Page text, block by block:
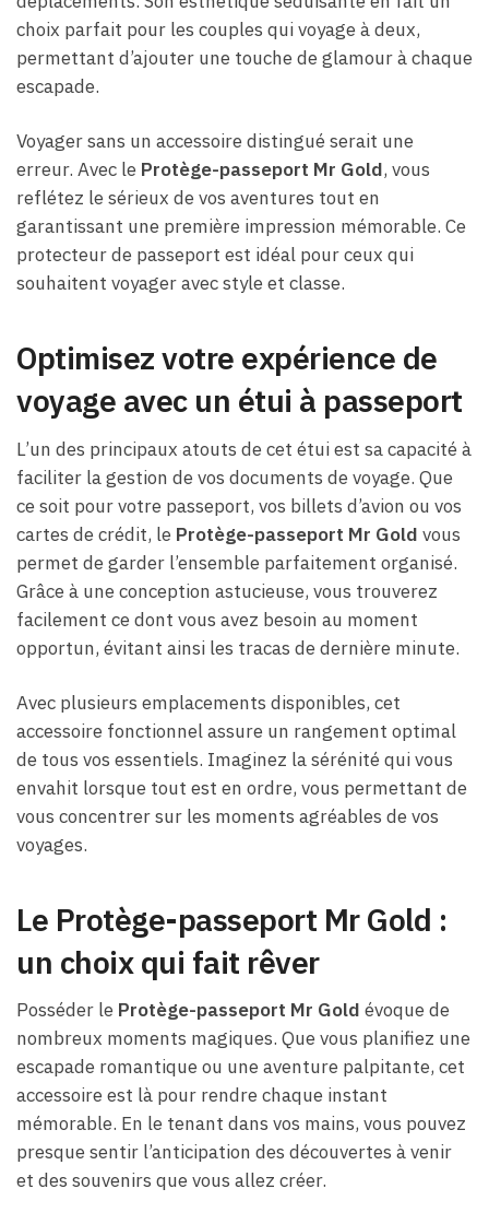
choix parfait pour les couples qui voyage à deux,
permettant d’ajouter une touche de glamour à chaque
escapade.
Voyager sans un accessoire distingué serait une
erreur. Avec le Protège-passeport Mr Gold, vous
reflétez le sérieux de vos aventures tout en
garantissant une première impression mémorable. Ce
protecteur de passeport est idéal pour ceux qui
souhaitent voyager avec style et classe.
Optimisez votre expérience de
voyage avec un étui à passeport
L’un des principaux atouts de cet étui est sa capacité à
faciliter la gestion de vos documents de voyage. Que
ce soit pour votre passeport, vos billets d’avion ou vos
cartes de crédit, le Protège-passeport Mr Gold vous
permet de garder l’ensemble parfaitement organisé.
Grâce à une conception astucieuse, vous trouverez
facilement ce dont vous avez besoin au moment
opportun, évitant ainsi les tracas de dernière minute.
Avec plusieurs emplacements disponibles, cet
accessoire fonctionnel assure un rangement optimal
de tous vos essentiels. Imaginez la sérénité qui vous
envahit lorsque tout est en ordre, vous permettant de
vous concentrer sur les moments agréables de vos
voyages.
Le Protège-passeport Mr Gold :
un choix qui fait rêver
Posséder le Protège-passeport Mr Gold évoque de
nombreux moments magiques. Que vous planifiez une
escapade romantique ou une aventure palpitante, cet
accessoire est là pour rendre chaque instant
mémorable. En le tenant dans vos mains, vous pouvez
presque sentir l’anticipation des découvertes à venir
et des souvenirs que vous allez créer.